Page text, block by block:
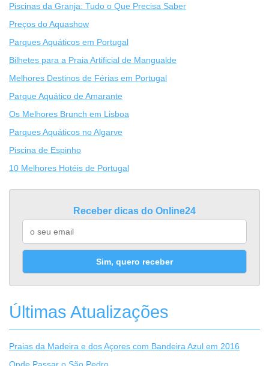
Piscinas da Granja: Tudo o Que Precisa Saber
Preços do Aquashow
Parques Aquáticos em Portugal
Bilhetes para a Praia Artificial de Mangualde
Melhores Destinos de Férias em Portugal
Parque Aquático de Amarante
Os Melhores Brunch em Lisboa
Parques Aquáticos no Algarve
Piscina de Espinho
10 Melhores Hotéis de Portugal
Receber dicas do Online24
Sim, quero receber
Últimas Atualizações
Praias da Madeira e dos Açores com Bandeira Azul em 2016